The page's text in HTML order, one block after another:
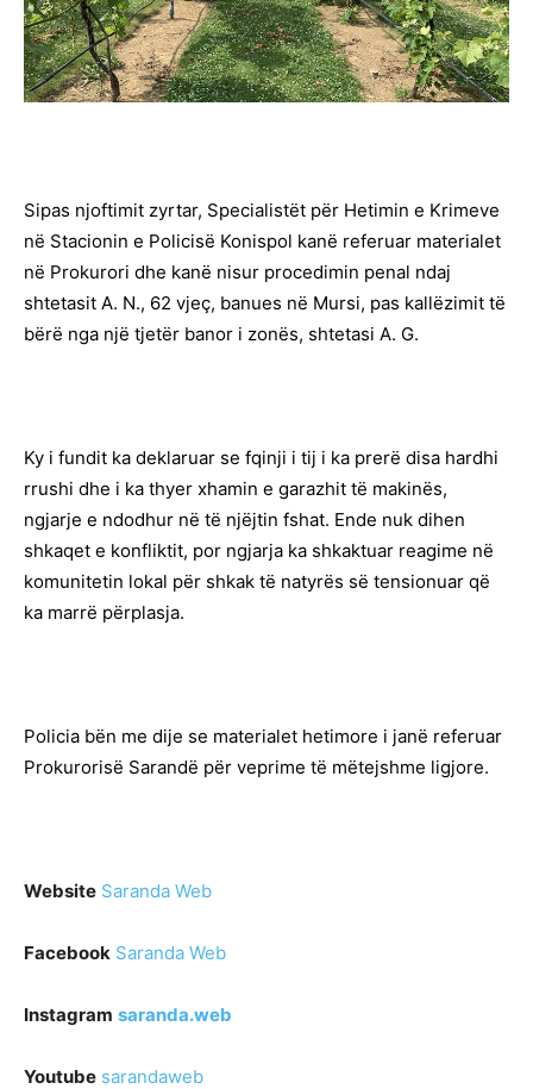
Sipas njoftimit zyrtar, Specialistët për Hetimin e Krimeve
në Stacionin e Policisë Konispol kanë referuar materialet
në Prokurori dhe kanë nisur procedimin penal ndaj
shtetasit A. N., 62 vjeç, banues në Mursi, pas kallëzimit të
bërë nga një tjetër banor i zonës, shtetasi A. G.
Ky i fundit ka deklaruar se fqinji i tij i ka prerë disa hardhi
rrushi dhe i ka thyer xhamin e garazhit të makinës,
ngjarje e ndodhur në të njëjtin fshat. Ende nuk dihen
shkaqet e konfliktit, por ngjarja ka shkaktuar reagime në
komunitetin lokal për shkak të natyrës së tensionuar që
ka marrë përplasja.
Policia bën me dije se materialet hetimore i janë referuar
Prokurorisë Sarandë për veprime të mëtejshme ligjore.
Website Saranda Web
Facebook Saranda Web
Instagram saranda.web
Youtube sarandaweb